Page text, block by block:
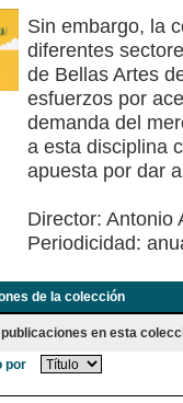
Sin embargo, la
diferentes
de Bellas Artes
esfuerzos por
demanda del
a esta disciplina
apuesta por dar
Director: Antonio
Periodicidad:
de la colección
publicaciones en esta
por